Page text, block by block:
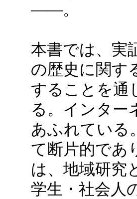
――。
本書では、実
の歴史に関す
することを通
る。インター
あふれている
て断片的であ
は、地域研究
学生・社会人